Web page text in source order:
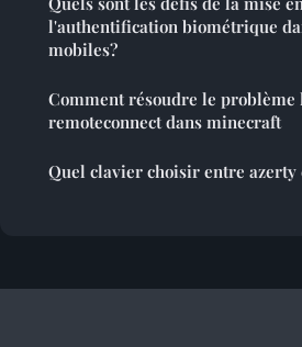
l'authentification biométrique
mobiles?
Comment résoudre le problème
remoteconnect dans minecraft
Quel clavier choisir entre azerty